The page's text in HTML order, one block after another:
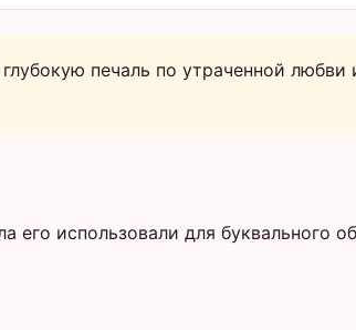
печаль по утраченной
его использовали для буквального